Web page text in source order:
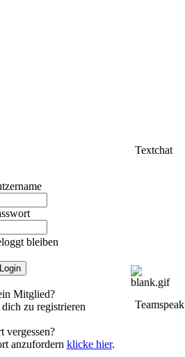
bleiben
Mitglied?
zu registrieren
vergessen?
anzufordern klicke hier.
Textchat
Teamspeak